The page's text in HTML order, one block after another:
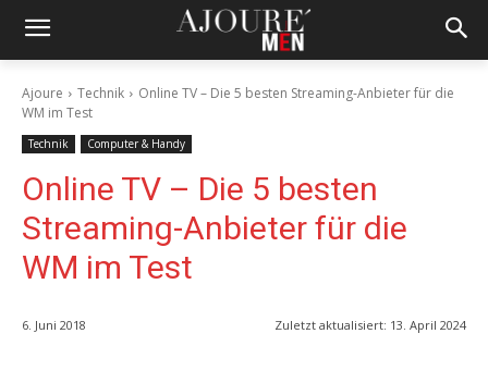
Ajoure Technik
Online TV – Die 5 besten Streaming-Anbieter für die
WM im Test
Technik Computer & Handy
Online TV – Die 5 besten
Streaming-Anbieter für die
WM im Test
6. Juni 2018 Zuletzt aktualisiert: 13. April 2024